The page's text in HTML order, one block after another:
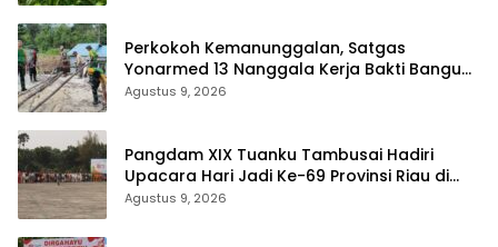
Perkokoh Kemanunggalan, Satgas
Yonarmed 13 Nanggala Kerja Bakti Bangun
Masjid Al-Hikmah di Kapuas Hulu
Agustus 9, 2026
Pangdam XIX Tuanku Tambusai Hadiri
Upacara Hari Jadi Ke-69 Provinsi Riau di
Pekanbaru
Agustus 9, 2026